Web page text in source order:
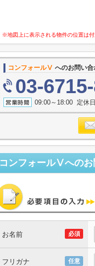
※地図上に表示される物件の位置は
コンフォールⅤ へのお問い合
03-
09:00～18:00 定休
コンフォールⅤへの
必須
お名前
任意
フリガナ